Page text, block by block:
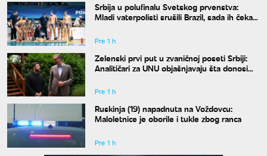
Srbija u polufinalu Svetskog prvenstva:
Mladi vaterpolisti srušili Brazil, sada ih čeka
Pre 1 h
Zelenski prvi put u zvaničnoj poseti Srbiji:
Analitičari za UNU objašnjavaju šta donosi
Moskva
Pre 1 h
Ruskinja (19) napadnuta na Voždovcu:
Maloletnice je oborile i tukle zbog ranca
Pre 1 h